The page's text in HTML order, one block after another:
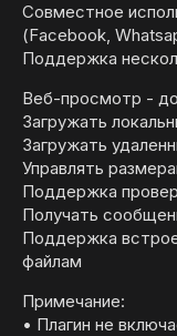
Совместное
(Facebook,
Поддержка
Веб-просмотр -
Загружать
Загружать
Управлять
Поддержка
Получать
Поддержка
файлам
Примечание:
• Плагин не